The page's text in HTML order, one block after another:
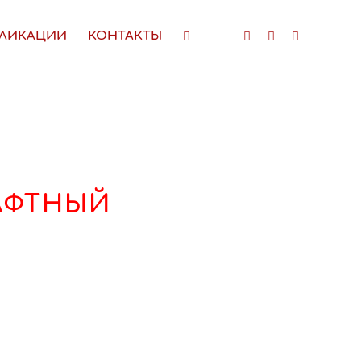
КОНТАКТЫ